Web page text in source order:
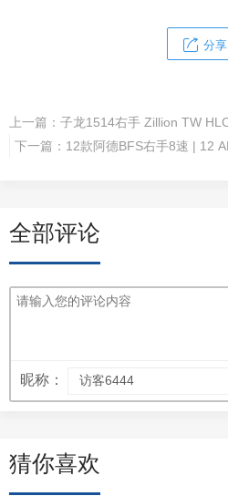
分享
上一篇：
下一篇：
全部评论
昵称：
猜你喜欢